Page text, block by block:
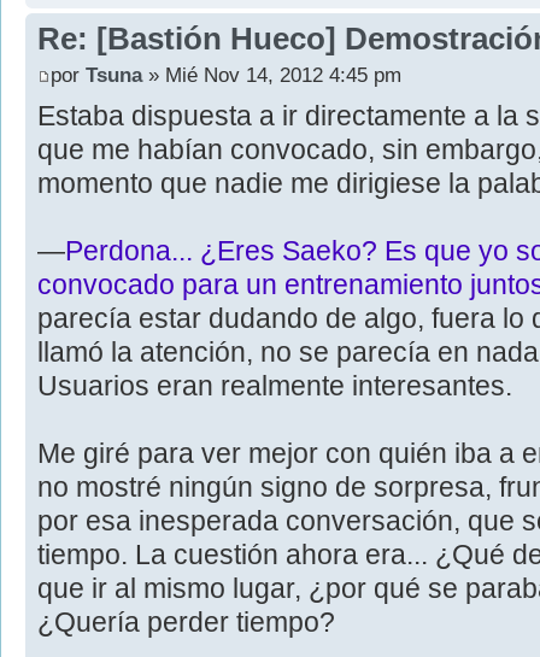
Re: [Bastión Hueco]
por Tsuna» Mié Nov 14, 2012 4:45 pm
Estaba dispuesta a ir directamente a la
que me habían convocado, sin
momento que nadie me dirigiese la
—Perdona... ¿Eres Saeko? Es que yo
convocado para un entrenamiento
parecía estar dudando de algo, fuera lo
llamó la atención, no se parecía en
Usuarios eran realmente interesantes.
Me giré para ver mejor con quién iba a
no mostré ningún signo de sorpresa,
por esa inesperada conversación, que
tiempo. La cuestión ahora era... ¿Qué
que ir al mismo lugar, ¿por qué se
¿Quería perder tiempo?